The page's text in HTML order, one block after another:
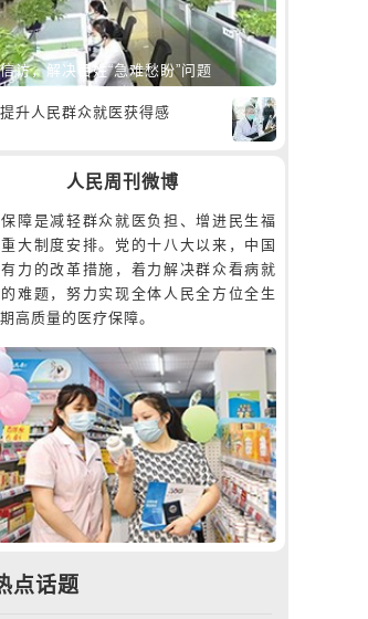
访，解决百姓“急难愁盼”问题
升人民群众就医获得感
人民周刊微博
保障是减轻群众就医负担、增进民生福
大制度安排。党的十八大以来，中国
力的改革措施，着力解决群众看病就
的难题，努力实现全体人民全方位全生
高质量的医疗保障。
点话题